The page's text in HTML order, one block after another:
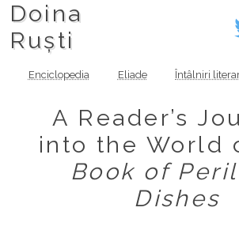
Doina
Ruști
Enciclopedia Eliade Întâlniri
A Reader’s
into the World
Book of
Dishes